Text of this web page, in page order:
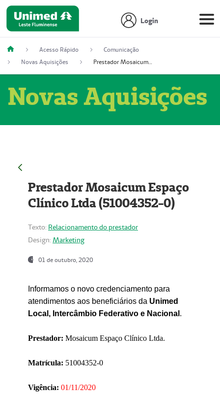
Login
Acesso Rápido
Comunicação
Novas Aquisições
Prestador Mosaicum Espaço Clínico Ltda (51004352-0)
Novas Aquisições
Prestador Mosaicum Espaço
Clínico Ltda (51004352-0)
Texto: Relacionamento do prestador
Design: Marketing
01 de outubro, 2020
Informamos o novo credenciamento para
atendimentos aos beneficiários da Unimed
Local, Intercâmbio Federativo e Nacional .
Prestador: Mosaicum Espaço Clínico Ltda.
Matrícula: 51004352-0
Vigência: 01/11/2020